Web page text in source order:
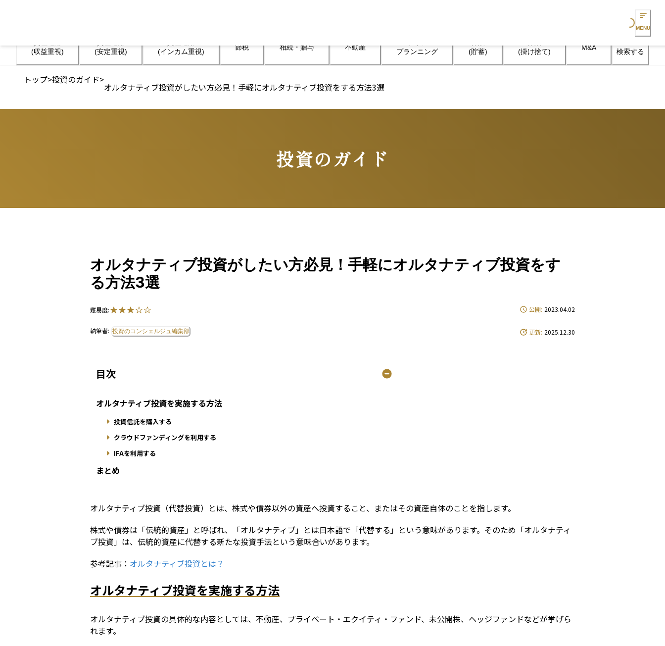
Loading...
MENU
(収益重視)
(安定重視)
(インカム重視)
節税 相続・贈与 不動産
プランニング
(貯蓄)
(掛け捨て)
M&A 検索する
トップ>投資のガイド>
オルタナティブ投資がしたい方必見！手軽にオルタナティブ投資をする方法3選
投資のガイド
Guide
オルタナティブ投資がしたい方必見！手軽にオルタナティブ投資をす
る方法3選
難易度:
執筆者: 投資のコンシェルジュ編集部
公開: 2023.04.02
更新: 2025.12.30
目次
オルタナティブ投資を実施する方法
投資信託を購入する
クラウドファンディングを利用する
IFAを利用する
まとめ
オルタナティブ投資（代替投資）とは、株式や債券以外の資産へ投資すること、またはその資産自体のことを指します。
株式や債券は「伝統的資産」と呼ばれ、「オルタナティブ」とは日本語で「代替する」という意味があります。そのため「オルタナティ
ブ投資」は、伝統的資産に代替する新たな投資手法という意味合いがあります。
参考記事： オルタナティブ投資とは？
オルタナティブ投資を実施する方法
オルタナティブ投資の具体的な内容としては、不動産、プライベート・エクイティ・ファンド、未公開株、ヘッジファンドなどが挙げら
れます。